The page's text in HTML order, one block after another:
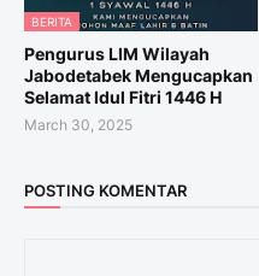
BERITA
Pengurus LIM Wilayah
Jabodetabek Mengucapkan
Selamat Idul Fitri 1446 H
March 30, 2025
POSTING KOMENTAR